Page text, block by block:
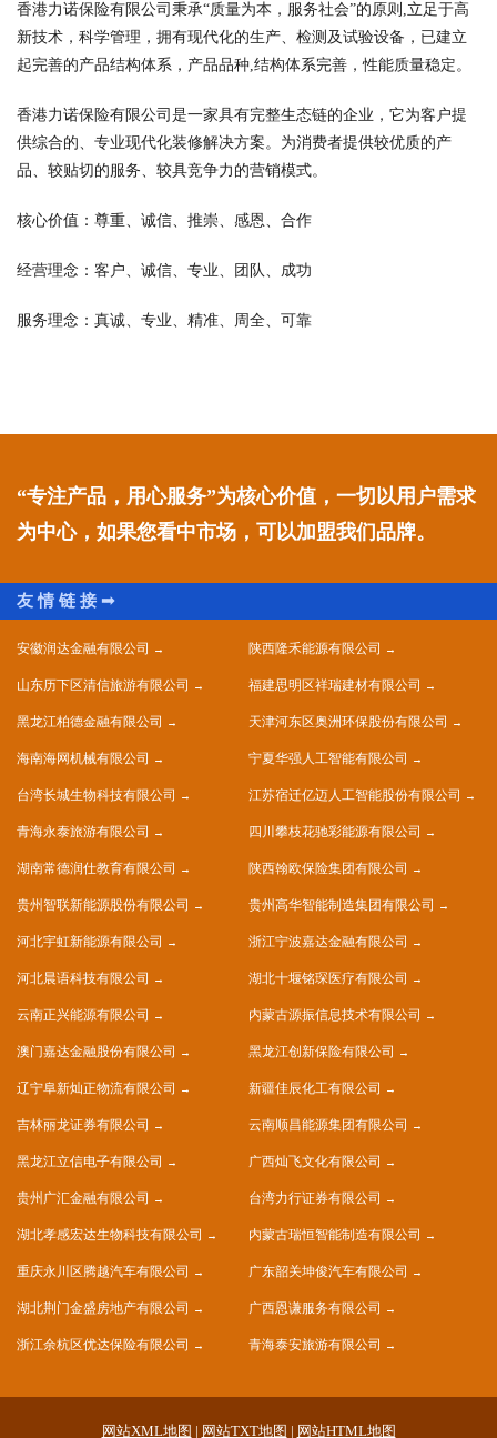
香港力诺保险有限公司秉承“质量为本，服务社会”的原则,立足于高
新技术，科学管理，拥有现代化的生产、检测及试验设备，已建立
起完善的产品结构体系，产品品种,结构体系完善，性能质量稳定。
香港力诺保险有限公司是一家具有完整生态链的企业，它为客户提
供综合的、专业现代化装修解决方案。为消费者提供较优质的产
品、较贴切的服务、较具竞争力的营销模式。
核心价值：尊重、诚信、推崇、感恩、合作
经营理念：客户、诚信、专业、团队、成功
服务理念：真诚、专业、精准、周全、可靠
“专注产品，用心服务”为核心价值，一切以用户需求
为中心，如果您看中市场，可以加盟我们品牌。
安徽润达金融有限公司 陕西隆禾能源有限公司
山东历下区清信旅游有限公司 福建思明区祥瑞建材有限公司
黑龙江柏德金融有限公司 天津河东区奥洲环保股份有限公司
海南海网机械有限公司 宁夏华强人工智能有限公司
台湾长城生物科技有限公司 江苏宿迁亿迈人工智能股份有限公司
青海永泰旅游有限公司 四川攀枝花驰彩能源有限公司
湖南常德润仕教育有限公司 陕西翰欧保险集团有限公司
贵州智联新能源股份有限公司 贵州高华智能制造集团有限公司
河北宇虹新能源有限公司 浙江宁波嘉达金融有限公司
河北晨语科技有限公司 湖北十堰铭琛医疗有限公司
云南正兴能源有限公司 内蒙古源振信息技术有限公司
澳门嘉达金融股份有限公司 黑龙江创新保险有限公司
辽宁阜新灿正物流有限公司 新疆佳辰化工有限公司
吉林丽龙证券有限公司 云南顺昌能源集团有限公司
黑龙江立信电子有限公司 广西灿飞文化有限公司
贵州广汇金融有限公司 台湾力行证券有限公司
湖北孝感宏达生物科技有限公司 内蒙古瑞恒智能制造有限公司
重庆永川区腾越汽车有限公司 广东韶关坤俊汽车有限公司
湖北荆门金盛房地产有限公司 广西恩谦服务有限公司
浙江余杭区优达保险有限公司 青海泰安旅游有限公司
网站XML地图 | 网站TXT地图 | 网站HTML地图